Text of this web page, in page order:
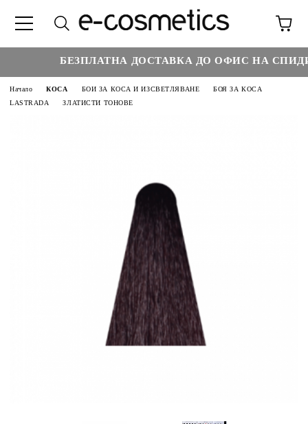
БЕЗПЛАТНА ДОСТАВКА ДО ОФИС НА СПИДИ
Начало КОСА БОИ ЗА КОСА И ИЗСВЕТЛЯВАНЕ
БОЯ ЗА КОСА
LASTRADA
ЗЛАТИСТИ ТОНОВЕ